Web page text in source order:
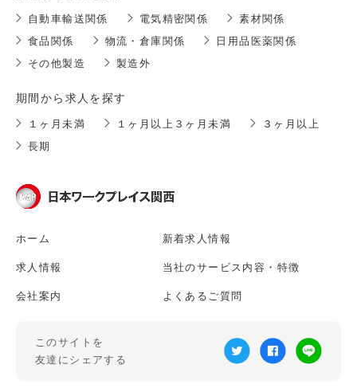
ホーム 新着求人情報
求人情報 当社のサービス内容・特徴
会社案内 よくあるご質問
このサイトを
友達にシェアする
自動車輸送関係 電気精密関係
素材関係
食品関係
物流・倉庫関係
日用品医薬関係
その他製造
製造外
期間から求人を探す
１ヶ月未満 １ヶ月以上３ヶ月未満
３ヶ月以上
長期